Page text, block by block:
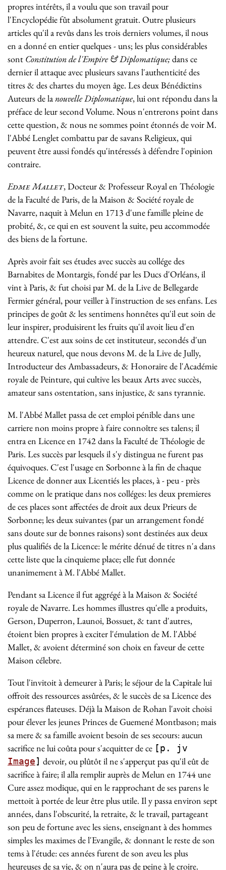
propres intérêts, il a voulu que son travail pour
l'Encyclopédie fût absolument gratuit. Outre plusieurs
articles qu'il a revûs dans les trois derniers volumes, il nous
en a donné en entier quelques - uns; les plus considérables
sont Constitution de l'Empire & Diplomatique;dans ce
dernier il attaque avec plusieurs savans l'authenticité des
titres & des chartes du moyen âge. Les deux Bénédictins
Auteurs de lanouvelle Diplomatique, lui ont répondu dans la
préface de leur second Volume. Nous n'entrerons point dans
cette question, & nous ne sommes point étonnés de voir M.
l'Abbé Lenglet combattu par de savans Religieux, qui
peuvent être aussi fondés qu'intéressés à défendre l'opinion
contraire.
Edme Mallet, Docteur & Professeur Royal en Théologie
de la Faculté de Paris, de la Maison & Société royale de
Navarre, naquit à Melun en 1713 d'une famille pleine de
probité, &, ce qui en est souvent la suite, peu accommodée
des biens de la fortune.
Après avoir fait ses études avec succès au collége des
Barnabites de Montargis, fondé par les Ducs d'Orléans, il
vint à Paris, & fut choisi par M. de la Live de Bellegarde
Fermier général, pour veiller à l'instruction de ses enfans. Les
principes de goût & les sentimens honnêtes qu'il eut soin de
leur inspirer, produisirent les fruits qu'il avoit lieu d'en
attendre. C'est aux soins de cet instituteur, secondés d'un
heureux naturel, que nous devons M. de la Live de Jully,
Introducteur des Ambassadeurs, & Honoraire de l'Académie
royale de Peinture, qui cultive les beaux Arts avec succès,
amateur sans ostentation, sans injustice, & sans tyrannie.
M. l'Abbé Mallet passa de cet emploi pénible dans une
carriere non moins propre à faire connoître ses talens; il
entra en Licence en 1742 dans la Faculté de Théologie de
Paris. Les succès par lesquels il s'y distingua ne furent pas
équivoques. C'est l'usage en Sorbonne à la fin de chaque
Licence de donner aux Licentiés les places, à - peu - près
comme on le pratique dans nos colléges: les deux premieres
de ces places sont affectées de droit aux deux Prieurs de
Sorbonne; les deux suivantes (par un arrangement fondé
sans doute sur de bonnes raisons) sont destinées aux deux
plus qualifiés de la Licence: le mérite dénué de titres n'a dans
cette liste que la cinquieme place; elle fut donnée
unanimement à M. l'Abbé Mallet.
Pendant sa Licence il fut aggrégé à la Maison & Société
royale de Navarre. Les hommes illustres qu'elle a produits,
Gerson, Duperron, Launoi, Bossuet, & tant d'autres,
étoient bien propres à exciter l'émulation de M. l'Abbé
Mallet, & avoient déterminé son choix en faveur de cette
Maison célebre.
Tout l'invitoit à demeurer à Paris; le séjour de la Capitale lui
offroit des ressources assûrées, & le succès de sa Licence des
espérances flateuses. Déjà la Maison de Rohan l'avoit choisi
pour élever les jeunes Princes de Guemené Montbason; mais
sa mere & sa famille avoient besoin de ses secours: aucun
sacrifice ne lui coûta pour s'acquitter de ce [p. jv
Image] devoir, ou plûtôt il ne s'apperçut pas qu'il eût de
sacrifice à faire; il alla remplir auprès de Melun en 1744 une
Cure assez modique, qui en le rapprochant de ses parens le
mettoit à portée de leur être plus utile. Il y passa environ sept
années, dans l'obscurité, la retraite, & le travail, partageant
son peu de fortune avec les siens, enseignant à des hommes
simples les maximes de l'Evangile, & donnant le reste de son
tems à l'étude: ces années furent de son aveu les plus
heureuses de sa vie, & on n'aura pas de peine à le croire.